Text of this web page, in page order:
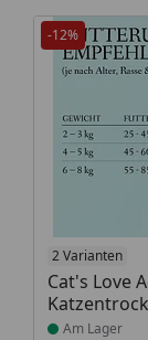
-12%
2 Varianten
Cat's Love
Produkt am
Am Lager